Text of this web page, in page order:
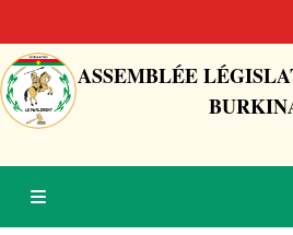
ASSEMBLÉE